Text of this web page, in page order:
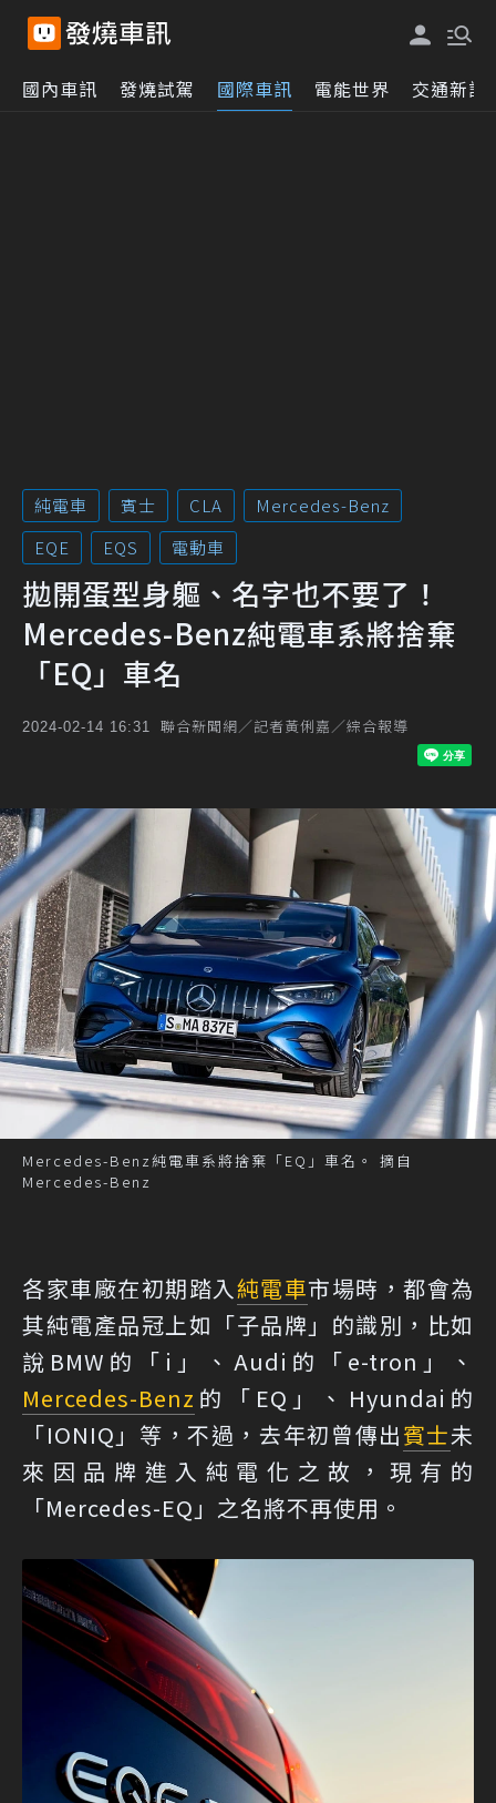
國內車訊 發燒試駕 國際車訊 電能世界 交通新訊
純電車 賓士 CLA
Mercedes-Benz
EQE
EQS 電動車
拋開蛋型身軀、名字也不要了！
Mercedes-Benz純電車系將捨棄
「EQ」車名
2024-02-14 16:31 聯合新聞網／記者黃俐嘉／綜合報導
Mercedes-Benz純電車系將捨棄「EQ」車名。 摘自
Mercedes-Benz
各家車廠在初期踏入純電車市場時，都會為
其純電產品冠上如「子品牌」的識別，比如
說BMW的「i」、Audi的「e-tron」、
Mercedes-Benz 的「EQ」、Hyundai的
「IONIQ」等，不過，去年初曾傳出賓士未
來因品牌進入純電化之故，現有的
「Mercedes-EQ」之名將不再使用。